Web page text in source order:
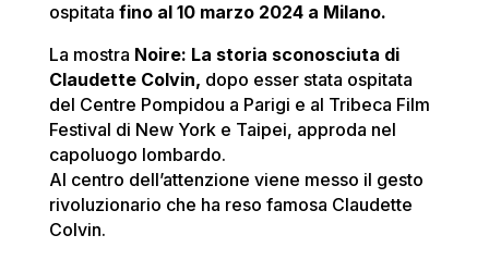
ospitata fino al 10 marzo 2024 a Milano.
La mostra Noire: La storia sconosciuta di
Claudette Colvin, dopo esser stata ospitata
del Centre Pompidou a Parigi e al Tribeca Film
Festival di New York e Taipei, approda nel
capoluogo lombardo.
Al centro dell’attenzione viene messo il gesto
rivoluzionario che ha reso famosa Claudette
Colvin.